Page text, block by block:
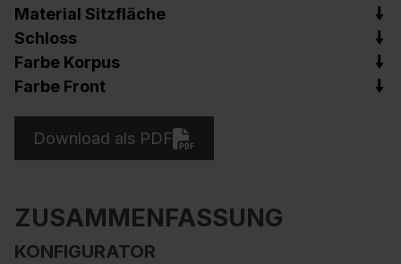
Material Sitzfläche
Schloss
Farbe Korpus
Farbe Front
Download als PDF
ZUSAMMENFASSUNG
KONFIGURATOR